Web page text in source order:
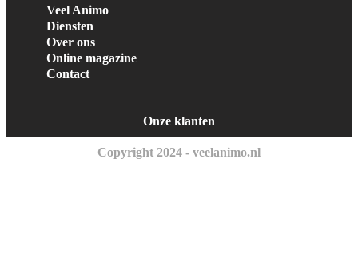
Veel Animo
Diensten
Over ons
Online magazine
Contact
Onze klanten
Copyright 2024 - veelanimo.nl